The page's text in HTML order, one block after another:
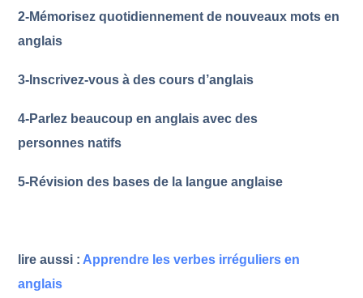
2-Mémorisez quotidiennement de nouveaux mots en
anglais
3-Inscrivez-vous à des cours d’anglais
4-Parlez beaucoup en anglais avec des
personnes natifs
5-Révision des bases de la langue anglaise
lire aussi : Apprendre les verbes irréguliers en
anglais